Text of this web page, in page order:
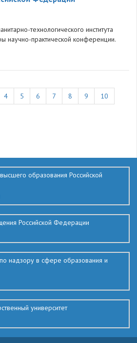
технологического института
научно-практической конференции.
4 5 6 7 8 9
10
образования Российской
Российской Федерации
надзору в сфере образования и
университет